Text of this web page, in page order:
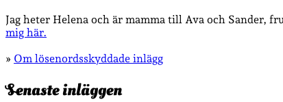
Jag heter Helena och är mamma till Ava och Sander,
mig här.
» Om lösenordsskyddade inlägg
Senaste inläggen